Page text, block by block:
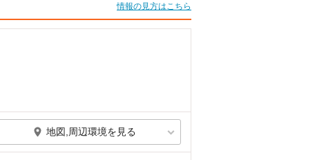
情報の見方はこちら
地図,周辺環境を見る